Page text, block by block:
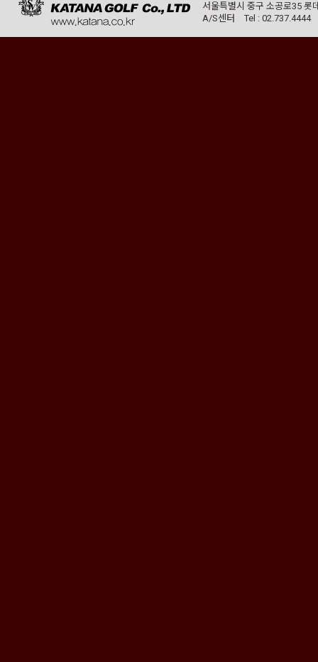
서울특별시 중구 소공로35 롯
A/S센터
Tel : 02.737.4444